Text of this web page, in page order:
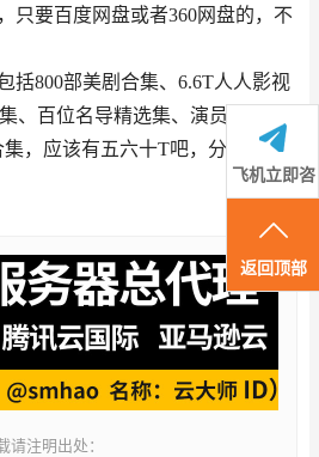
只要百度网盘或者360网盘的，不
括800部美剧合集、6.6T人人影视
、百位名导精选集、演员作品集
，应该有五六十T吧，分批保存
请注明出处：
飞机立即咨
询
返回顶部